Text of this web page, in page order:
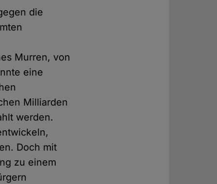
die
Murren, von
eine
Milliarden
werden.
Doch mit
zu einem